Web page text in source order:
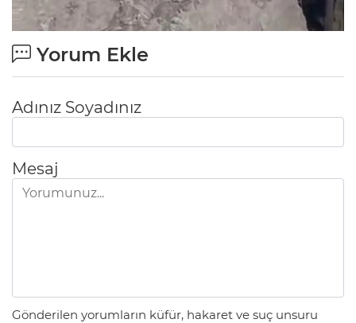
Yorum Ekle
Adınız Soyadınız
Mesaj
Gönderilen yorumların küfür, hakaret ve suç unsuru